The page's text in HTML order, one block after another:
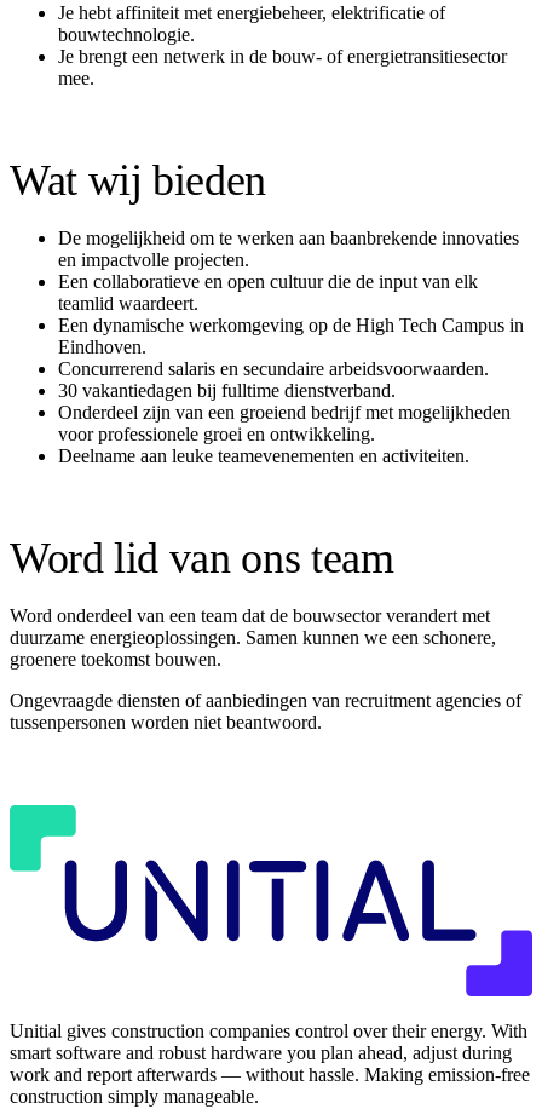
Je hebt affiniteit met energiebeheer, elektrificatie of
bouwtechnologie.
Je brengt een netwerk in de bouw- of energietransitiesector
mee.
Wat wij bieden
De mogelijkheid om te werken aan baanbrekende innovaties
en impactvolle projecten.
Een collaboratieve en open cultuur die de input van elk
teamlid waardeert.
Een dynamische werkomgeving op de High Tech Campus in
Eindhoven.
Concurrerend salaris en secundaire arbeidsvoorwaarden.
30 vakantiedagen bij fulltime dienstverband.
Onderdeel zijn van een groeiend bedrijf met mogelijkheden
voor professionele groei en ontwikkeling.
Deelname aan leuke teamevenementen en activiteiten.
Word lid van ons team
Word onderdeel van een team dat de bouwsector verandert met
duurzame energieoplossingen. Samen kunnen we een schonere,
groenere toekomst bouwen.
Ongevraagde diensten of aanbiedingen van recruitment agencies of
tussenpersonen worden niet beantwoord.
Unitial gives construction companies control over their energy. With
smart software and robust hardware you plan ahead, adjust during
work and report afterwards — without hassle. Making emission-free
construction simply manageable.